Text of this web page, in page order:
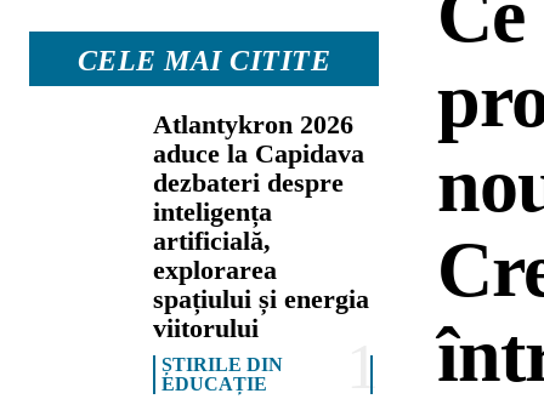
CELE MAI CITITE
Atlantykron 2026
aduce la Capidava
dezbateri despre
inteligența
artificială,
explorarea
spațiului și energia
viitorului
ȘTIRILE DIN
EDUCAȚIE